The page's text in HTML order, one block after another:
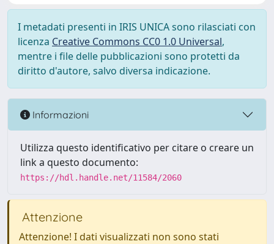
I metadati presenti in IRIS UNICA sono rilasciati con
licenza Creative Commons CC0 1.0 Universal,
mentre i file delle pubblicazioni sono protetti da
diritto d'autore, salvo diversa indicazione.
Informazioni
Utilizza questo identificativo per citare o creare un
link a questo documento:
https://hdl.handle.net/11584/2060
Attenzione
Attenzione! I dati visualizzati non sono stati